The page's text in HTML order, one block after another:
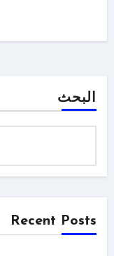
البحث
Recent Posts